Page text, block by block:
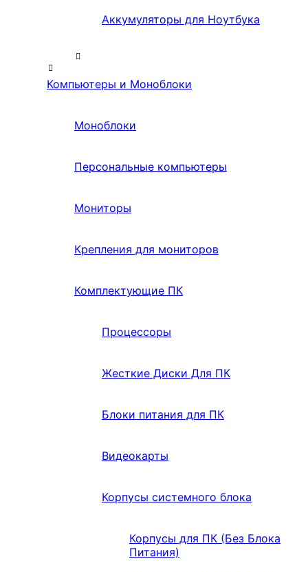
Аккумуляторы для Ноутбука
Компьютеры и Моноблоки
Моноблоки
Персональные компьютеры
Мониторы
Крепления для мониторов
Комплектующие ПК
Процессоры
Жесткие Диски Для ПК
Блоки питания для ПК
Видеокарты
Корпусы системного блока
Корпусы для ПК (Без Блока
Питания)